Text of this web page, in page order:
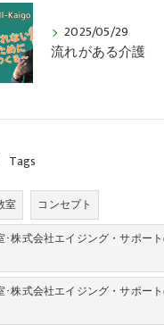
2025/05/29
流れがある介護
Tags
室
コンセプト
･株式会社エイジング・サポー
･株式会社エイジング・サポー